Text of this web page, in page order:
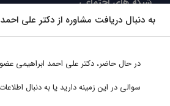
ما را در شبکه های اجتماعی دنبال کنید
به دنبال دریافت مشاوره از دکتر علی
در حال حاضر، دکتر علی احمد ابراهیمی عضو
سوالی در این زمینه دارید یا به دنبال